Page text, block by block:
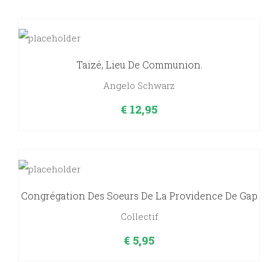
Taizé, Lieu De Communion.
Angelo Schwarz
€ 12,95
Congrégation Des Soeurs De La Providence De Gap
Collectif
€ 5,95